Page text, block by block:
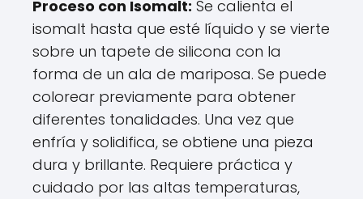
Proceso con Isomalt: Se calienta el
isomalt hasta que esté líquido y se vierte
sobre un tapete de silicona con la
forma de un ala de mariposa. Se puede
colorear previamente para obtener
diferentes tonalidades. Una vez que
enfría y solidifica, se obtiene una pieza
dura y brillante. Requiere práctica y
cuidado por las altas temperaturas,